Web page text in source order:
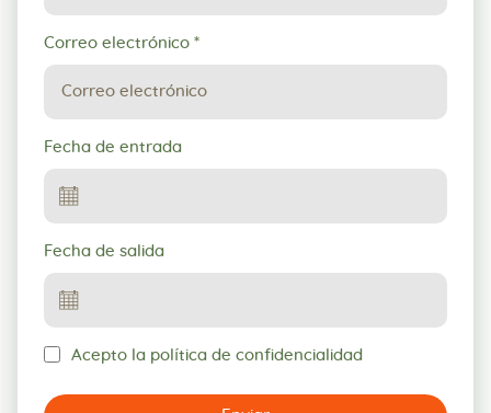
Correo electrónico *
Fecha de entrada
Fecha de salida
Acepto la política de confidencialidad